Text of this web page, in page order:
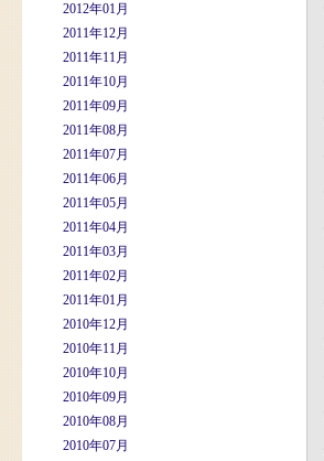
2012年01月
2011年12月
2011年11月
2011年10月
2011年09月
2011年08月
2011年07月
2011年06月
2011年05月
2011年04月
2011年03月
2011年02月
2011年01月
2010年12月
2010年11月
2010年10月
2010年09月
2010年08月
2010年07月